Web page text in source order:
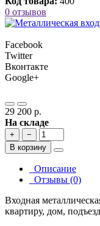
0 отзывов
Facebook
Twitter
Вконтакте
Google+
29 200 р.
На складе
+
−
В корзину
Описание
Отзывы (0)
Входная
квартиру, дом,